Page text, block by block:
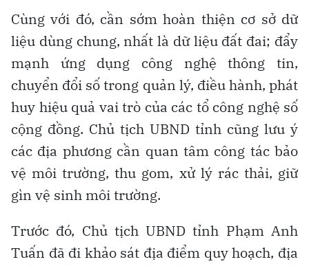
Cùng với đó, cần sớm hoàn thiện cơ sở dữ
liệu dùng chung, nhất là dữ liệu đất đai; đẩy
mạnh ứng dụng công nghệ thông tin,
chuyển đổi số trong quản lý, điều hành, phát
huy hiệu quả vai trò của các tổ công nghệ số
cộng đồng. Chủ tịch UBND tỉnh cũng lưu ý
các địa phương cần quan tâm công tác bảo
vệ môi trường, thu gom, xử lý rác thải, giữ
gìn vệ sinh môi trường.
Trước đó, Chủ tịch UBND tỉnh Phạm Anh
Tuấn đã đi khảo sát địa điểm quy hoạch, địa